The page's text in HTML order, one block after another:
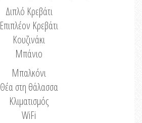
Διπλό Κρεβάτι
Επιπλέον Κρεβάτι
Κουζινάκι
Μπάνιο
Μπαλκόνι
Θέα στη θάλασσα
Κλιματισμός
WiFi